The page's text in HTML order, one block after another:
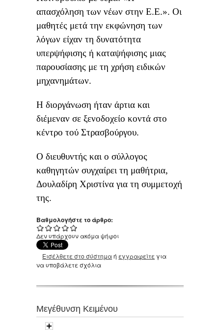
απασχόληση των νέων στην Ε.Ε.». Οι
μαθητές μετά την εκφώνηση των
λόγων είχαν τη δυνατότητα
υπερψήφισης ή καταψήφισης μιας
παρουσίασης με τη χρήση ειδικών
μηχανημάτων.
Η διοργάνωση ήταν άρτια και
διέμεναν σε ξενοδοχείο κοντά στο
κέντρο τού Στρασβούργου.
Ο διευθυντής και ο σύλλογος
καθηγητών συγχαίρει τη μαθήτρια,
Δουλαδίρη Χριστίνα για τη συμμετοχή
της.
Βαθμολογήστε το άρθρο:
Δεν υπάρχουν ακόμα ψήφοι
Εισέλθετε στο σύστημαή εγγραφείτε για
να υποβάλετε σχόλια
Μεγέθυνση Κειμένου